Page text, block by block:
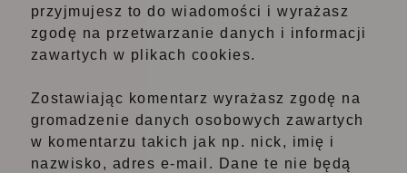
przyjmujesz to do wiadomości i wyrażasz
zgodę na przetwarzanie danych i informacji
zawartych w plikach cookies.
Zostawiając komentarz wyrażasz zgodę na
gromadzenie danych osobowych zawartych
w komentarzu takich jak np. nick, imię i
nazwisko, adres e-mail. Dane te nie będą